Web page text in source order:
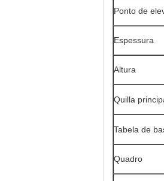
Ponto de
Espessura
Altura
Quilla
Tabela de
Quadro